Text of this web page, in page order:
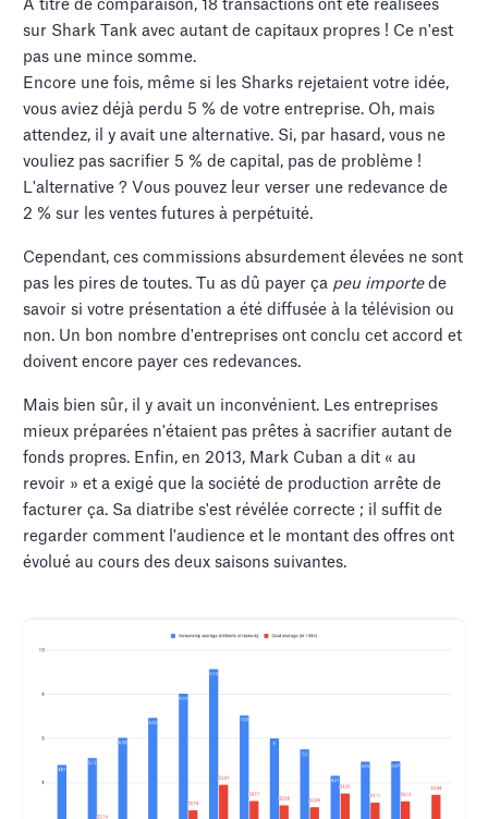
À titre de comparaison, 18 transactions ont été réalisées
sur Shark Tank avec autant de capitaux propres ! Ce n'est
pas une mince somme.
Encore une fois, même si les Sharks rejetaient votre idée,
vous aviez déjà perdu 5 % de votre entreprise. Oh, mais
attendez, il y avait une alternative. Si, par hasard, vous ne
vouliez pas sacrifier 5 % de capital, pas de problème !
L'alternative ? Vous pouvez leur verser une redevance de
2 % sur les ventes futures à perpétuité.
Cependant, ces commissions absurdement élevées ne sont
pas les pires de toutes. Tu as dû payer ça peu importede
savoir si votre présentation a été diffusée à la télévision ou
non. Un bon nombre d'entreprises ont conclu cet accord et
doivent encore payer ces redevances.
Mais bien sûr, il y avait un inconvénient. Les entreprises
mieux préparées n'étaient pas prêtes à sacrifier autant de
fonds propres. Enfin, en 2013, Mark Cuban a dit « au
revoir » et a exigé que la société de production arrête de
facturer ça. Sa diatribe s'est révélée correcte ; il suffit de
regarder comment l'audience et le montant des offres ont
évolué au cours des deux saisons suivantes.